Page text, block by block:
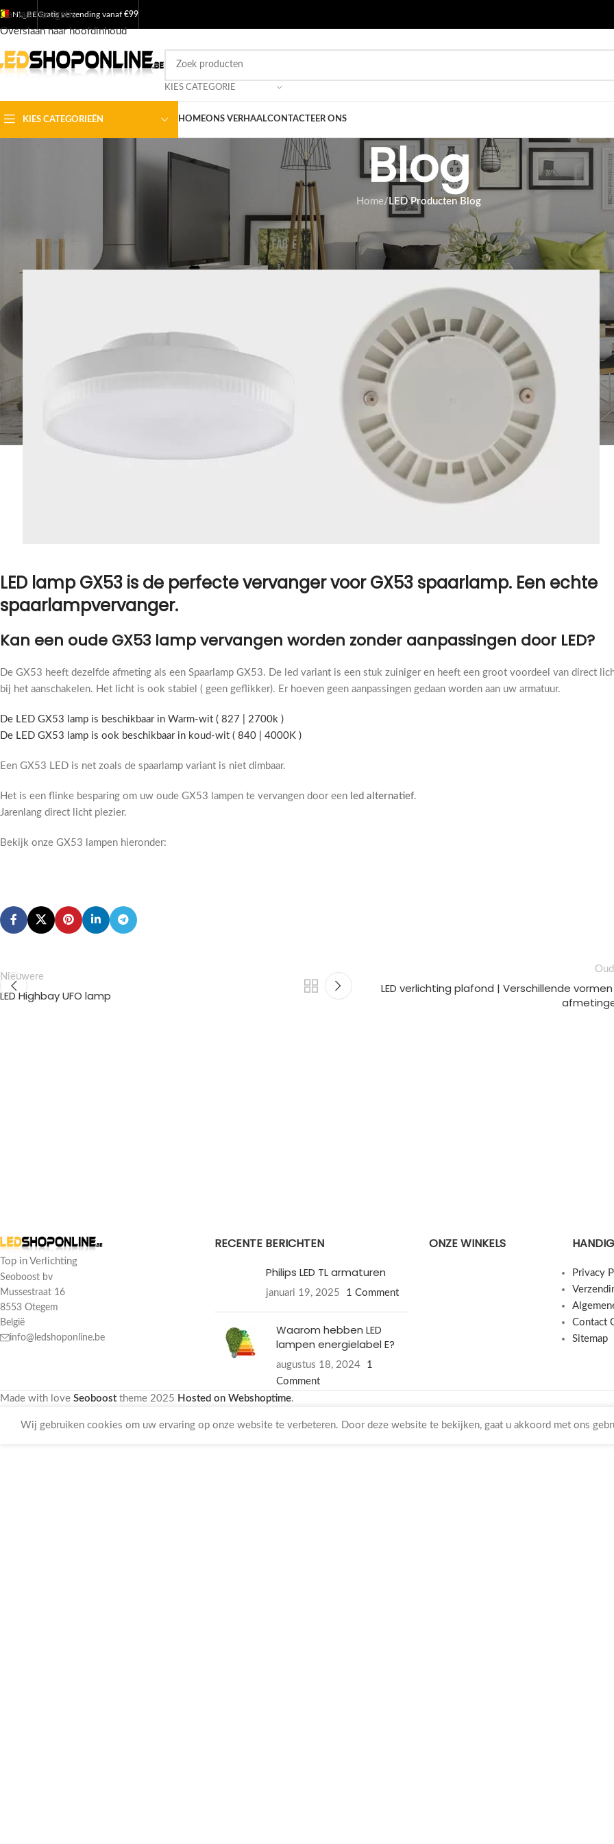
Ga naar navigatie
Overslaan naar hoofdinhoud
NL_BEGratis verzending vanaf €99
KIES CATEGORIE
KIES CATEGORIEËN HOMEONS VERHAALCONTACTEER ONS
Blog
Home/ LED Producten Blog
LED PRODUCTEN BLOG
GX53 LED LAMP
Geplaatst door
LED lampGX53 is de perfecte vervanger voor GX53 spaarlamp. Een echte
spaarlampvervanger.
Kan een oude GX53 lamp vervangen worden zonder aanpassingen door LED?
De GX53 heeft dezelfde afmeting als een Spaarlamp GX53. De led variant is een stuk zuiniger en heeft een groot voordeel van direct
bij het aanschakelen. Het licht is ook stabiel ( geen geflikker). Er hoeven geen aanpassingen gedaan worden aan uw armatuur.
De LED GX53 lamp is beschikbaar in Warm-wit ( 827 | 2700k )
De LED GX53 lamp is ook beschikbaar in koud-wit ( 840 | 4000K )
Een GX53 LED is net zoals de spaarlamp variant is niet dimbaar.
Het is een flinke besparing om uw oude GX53 lampen te vervangen door een led alternatief.
Jarenlang direct licht plezier.
Bekijk onze GX53 lampen hieronder:
Nieuwere
LED Highbay UFO lamp
LED verlichting plafond | Verschillende
Top in Verlichting
Seoboost bv
Mussestraat 16
8553 Otegem
België
info@ledshoponline.be
RECENTE BERICHTEN
Philips LED TL armaturen
januari 19, 2025 1 Comment
Waarom hebben LED
lampen energielabel E?
augustus 18, 2024
1
Comment
ONZE WINKELS
Privacy
Contact
Sitemap
Made with love Seoboosttheme 2025 Hosted on Webshoptime.
Wij gebruiken cookies om uw ervaring op onze website te verbeteren. Door deze website te bekijken, gaat u akkoord met ons